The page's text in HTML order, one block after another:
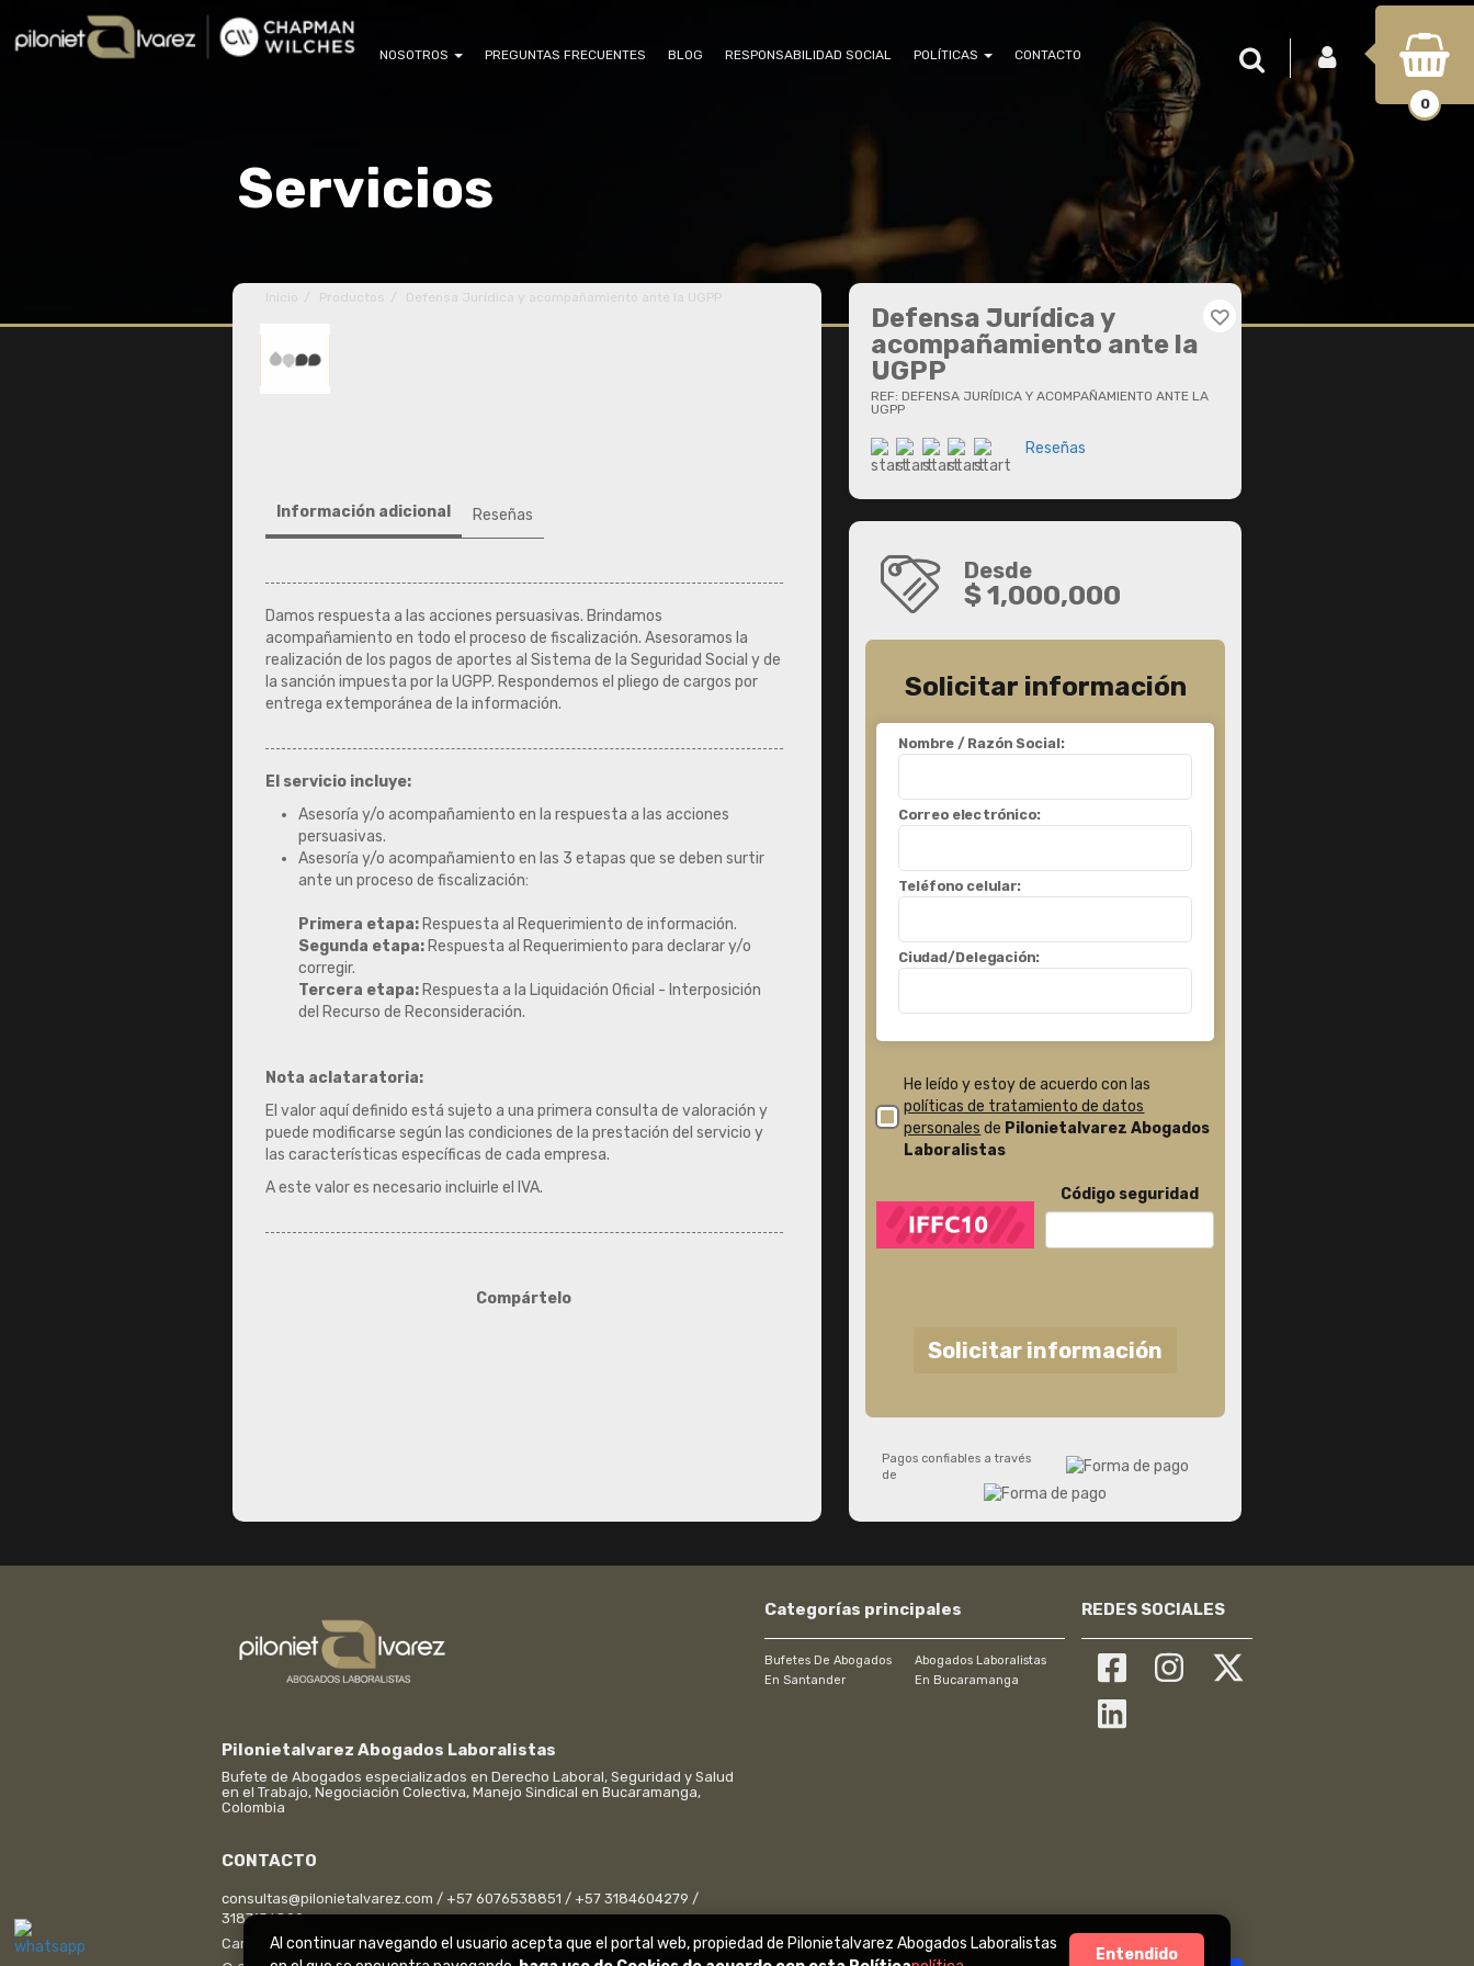
NOSOTROS PREGUNTAS FRECUENTES BLOG RESPONSABILIDAD SOCIAL POLÍTICAS CONTACTO INICIAR SESIÓN
Buscar
0
Servicios
Inicio Productos Defensa Jurídica y acompañamiento ante la UGPP
Información adicional Reseñas
Damos respuesta a las acciones persuasivas. Brindamos
acompañamiento en todo el proceso de fiscalización. Asesoramos la
realización de los pagos de aportes al Sistema de la Seguridad Social y de
la sanción impuesta por la UGPP. Respondemos el pliego de cargos por
entrega extemporánea de la información.
El servicio incluye:
Asesoría y/o acompañamiento en la respuesta a las acciones
persuasivas.
Asesoría y/o acompañamiento en las 3 etapas que se deben surtir
ante un proceso de fiscalización:
Primera etapa: Respuesta al Requerimiento de información.
Segunda etapa:Respuesta al Requerimiento para declarar y/o
corregir.
Tercera etapa:Respuesta a la Liquidación Oficial - Interposición
del Recurso de Reconsideración.
Nota aclataratoria:
El valor aquí definido está sujeto a una primera consulta de valoración y
puede modificarse según las condiciones de la prestación del servicio y
las características específicas de cada empresa.
A este valor es necesario incluirle el IVA.
Compártelo
Defensa Jurídica y
acompañamiento ante la
UGPP
REF: DEFENSA JURÍDICA Y ACOMPAÑAMIENTO ANTE LA
UGPP
Reseñas
Desde
$ 1,000,000
Solicitar información
Nombre / Razón Social:
Correo electrónico:
Teléfono celular:
Ciudad/Delegación:
He leído y estoy de acuerdo con las
políticas de tratamiento de datos
personales de Pilonietalvarez Abogados
Laboralistas
Código seguridad
Solicitar información
Pagos confiables a través
de
Pilonietalvarez Abogados Laboralistas
Bufete de Abogados especializados en Derecho Laboral, Seguridad y Salud
en el Trabajo, Negociación Colectiva, Manejo Sindical en Bucaramanga,
Colombia
CONTACTO
consultas@pilonietalvarez.com / +57 6076538851 / +57 3184604279 /
3187156800
Carrera 37 No 52 - 43 oficina 501. Edificio VIP Center. / Bucaramanga
Categorías principales
Bufetes De Abogados
En Santander
Abogados Laboralistas
En Bucaramanga
REDES SOCIALES
Al continuar navegando el usuario acepta que el portal web, propiedad de Pilonietalvarez Abogados Laboralistas
Entendido